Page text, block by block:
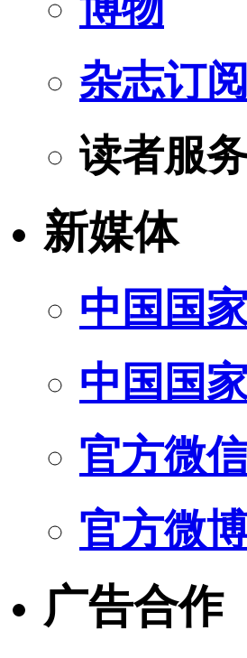
杂志订阅
读者服
新媒体
中国国
中国国
官方微
官方微
广告合作